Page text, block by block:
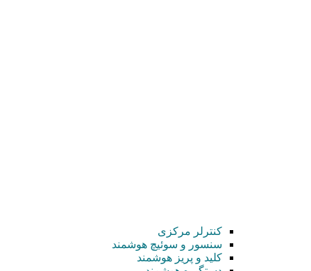
کنترلر مرکزی
سنسور و سوئیچ هوشمند
کلید و پریز هوشمند